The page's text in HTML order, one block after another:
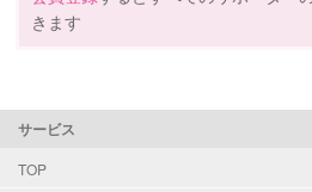
きます
サービス
TOP